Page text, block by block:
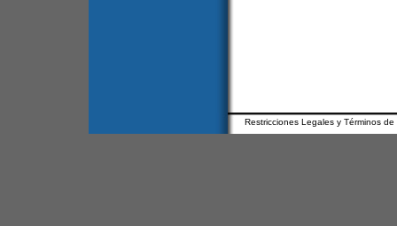
Restricciones Legales y Términos de